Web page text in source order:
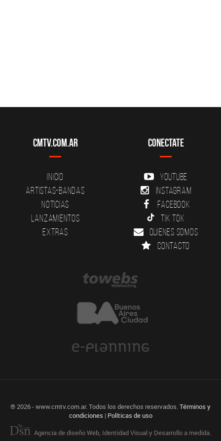
CMTV.com.ar
Inicio
Artistas-Bandas
Noticias
Lanzamientos
Extras
Conectate
YouTube
Instagram
Facebook
Tik Tok
Quienes somos
Contacto
® 2026 - www.cmtv.com.ar. Todos los derechos reservados.Términos y
condiciones | Políticas de uso
Agencia de diseño Web, Identidad Visual y Desarrollo a medida.